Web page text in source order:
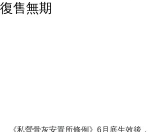
復售無期
《私營骨灰安置所條例》6月底生效後，